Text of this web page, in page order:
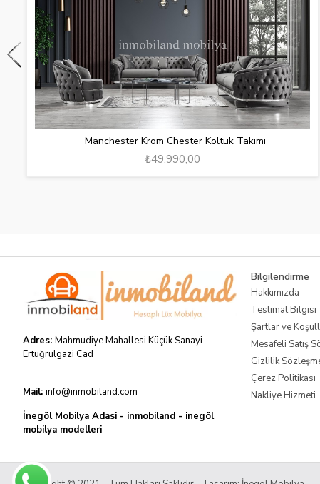
Manchester Krom Chester Koltuk Takımı
₺49.990,00
Adres: Mahmudiye Mahallesi Küçük Sanayi
Ertuğrulgazi Cad
Mail: info@inmobiland.com
İnegöl Mobilya Adasi - inmobiland - inegöl
mobilya modelleri
Bilgilendirme
Hakkımızda
Teslimat Bilgisi
Şartlar ve
Mesafeli Satış
Gizlilik
Çerez Politikası
Nakliye Hizmeti